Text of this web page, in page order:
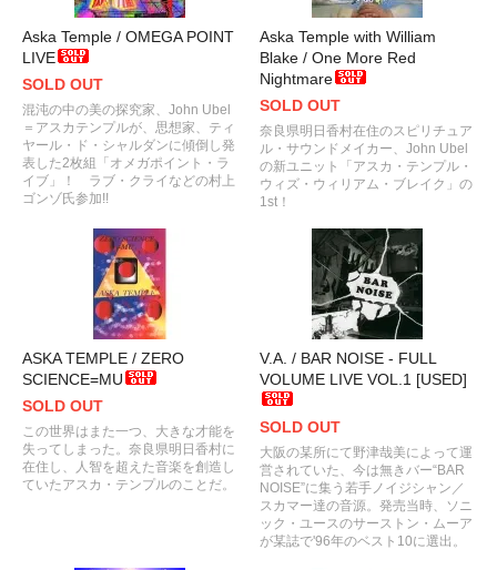
Aska Temple / OMEGA POINT
LIVE
SOLD OUT
混沌の中の美の探究家、John Ubel
＝アスカテンプルが、思想家、ティ
ヤール・ド・シャルダンに傾倒し発
表した2枚組「オメガポイント・ラ
イブ」！ ラブ・クライなどの村上
ゴンゾ氏参加!!
Aska Temple with William
Blake / One More Red
Nightmare
SOLD OUT
奈良県明日香村在住のスピリチュア
ル・サウンドメイカー、John Ubel
の新ユニット「アスカ・テンプル・
ウィズ・ウィリアム・ブレイク」の
1st！
ASKA TEMPLE / ZERO
SCIENCE=MU
SOLD OUT
この世界はまた一つ、大きな才能を
失ってしまった。奈良県明日香村に
在住し、人智を超えた音楽を創造し
ていたアスカ・テンプルのことだ。
V.A. / BAR NOISE - FULL
VOLUME LIVE VOL.1 [USED]
SOLD OUT
大阪の某所にて野津哉美によって運
営されていた、今は無きバー“BAR
NOISE”に集う若手ノイジシャン／
スカマー達の音源。発売当時、ソニ
ック・ユースのサーストン・ムーア
が某誌で'96年のベスト10に選出。